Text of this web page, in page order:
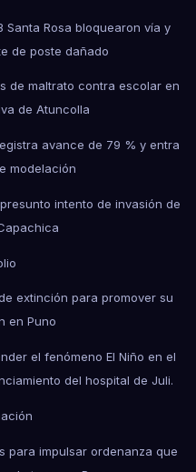
Santa Rosa bloquearon vía y
de poste dañado
de maltrato contra escolar en
de Atuncolla
avance de 79 % y entra
modelación
intento de invasión de
extinción para promover su
en Puno
el fenómeno El Niño en el
del hospital de Juli.
para impulsar ordenanza que